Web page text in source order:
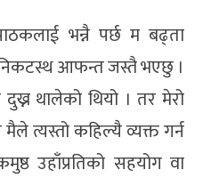
भन्नै पर्छ म बढ्ता
आफन्त जस्तै भएछु ।
थालेको थियो । तर मेरो
त्यस्तो कहिल्यै व्यक्त गर्न
उहाँप्रतिको सहयोग वा